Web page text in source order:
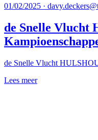
01/02/2025 ·
de Snelle Vlucht
de Snelle Vlucht
Lees meer